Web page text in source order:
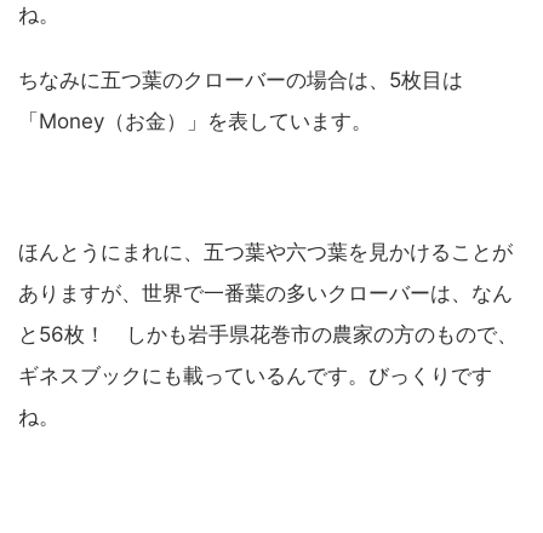
ね。
ちなみに五つ葉のクローバーの場合は、5枚目は
「Money（お金）」を表しています。
ほんとうにまれに、五つ葉や六つ葉を見かけることが
ありますが、世界で一番葉の多いクローバーは、なん
と56枚！ しかも岩手県花巻市の農家の方のもので、
ギネスブックにも載っているんです。びっくりです
ね。